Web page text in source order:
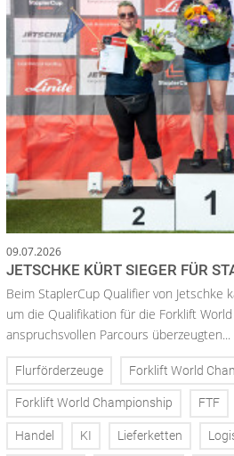
09.07.2026
JETSCHKE KÜRT SIEGER FÜR
Beim StaplerCup Qualifier von Jetschke
um die Qualifikation für die Forklift
anspruchsvollen Parcours überzeugten...
Flurförderzeuge Forklift World
Forklift World Championship FTF
Handel KI Lieferketten